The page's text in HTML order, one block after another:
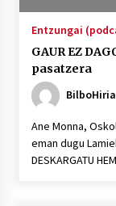
Entzungai
GAUR EZ DAGO
pasatzera
BilboHiria
Ane Monna,
eman dugu
DESKARGATU